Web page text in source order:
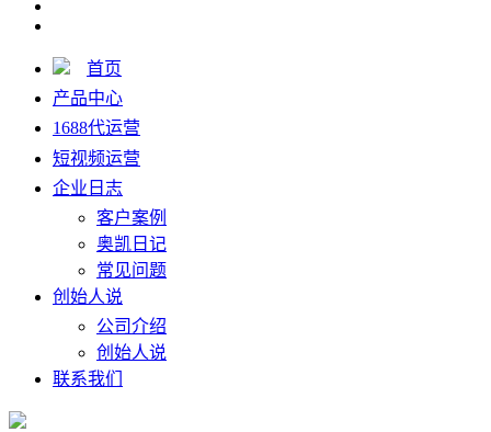
首页
产品中心
1688代运营
短视频运营
企业日志
客户案例
奥凯日记
常见问题
创始人说
公司介绍
创始人说
联系我们